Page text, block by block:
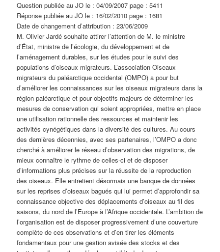
Question publiée au JO le : 04/09/2007 page : 5411
Réponse publiée au JO le : 16/02/2010 page : 1681
Date de changement d’attribution : 23/06/2009
M. Olivier Jardé souhaite attirer l’attention de M. le ministre
d’État, ministre de l’écologie, du développement et de
l’aménagement durables, sur les études pour le suivi des
populations d’oiseaux migrateurs. L’association Oiseaux
migrateurs du paléarctique occidental (OMPO) a pour but
d’améliorer les connaissances sur les oiseaux migrateurs dans la
région paléarctique et pour objectifs majeurs de déterminer les
mesures de conservation qui soient appropriées, mettre en place
une utilisation rationnelle des ressources et maintenir les
activités cynégétiques dans la diversité des cultures. Au cours
des dernières décennies, avec ses partenaires, l’OMPO a donc
cherché à améliorer le réseau d’observation des migrations, de
mieux connaître le rythme de celles-ci et de disposer
d’informations plus précises sur la réussite de la reproduction
des oiseaux. Elle entretient désormais une banque de données
sur les reprises d’oiseaux bagués qui lui permet d’approfondir sa
connaissance objective des déplacements d’oiseaux au fil des
saisons, du nord de l’Europe à l’Afrique occidentale. L’ambition de
l’organisation est de disposer progressivement d’une couverture
complète de ces observations et d’en tirer les éléments
fondamentaux pour une gestion avisée des stocks et des